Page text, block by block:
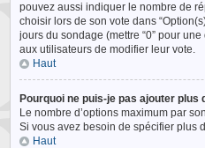
pouvez aussi indiquer le nombre de
choisir lors de son vote dans
jours du sondage (mettre “0” pour
aux utilisateurs de modifier leur vote.
Haut
Pourquoi ne puis-je pas ajouter plus
Le nombre d’options maximum par
Si vous avez besoin de spécifier plus
Haut